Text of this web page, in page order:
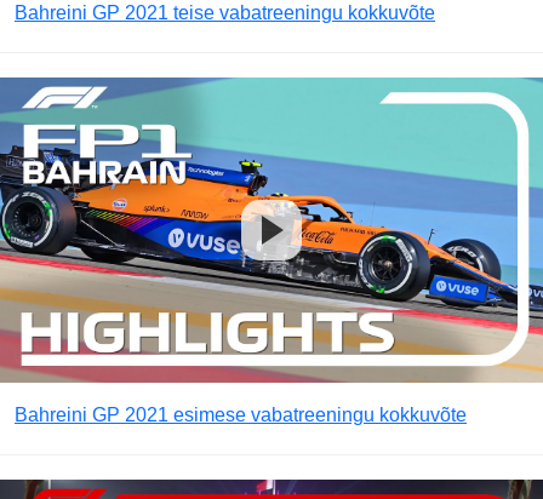
Bahreini GP 2021 teise vabatreeningu kokkuvõte
Bahreini GP 2021 esimese vabatreeningu kokkuvõte